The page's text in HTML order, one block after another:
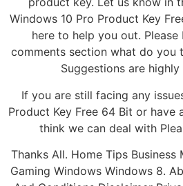
Windows 10 Pro Product Key
here to help you out.
comments section what do you
Suggestions are
If you are still facing any
Product Key Free 64 Bit or have
think we can deal with
Thanks All. Home Tips
Gaming Windows Windows 8.